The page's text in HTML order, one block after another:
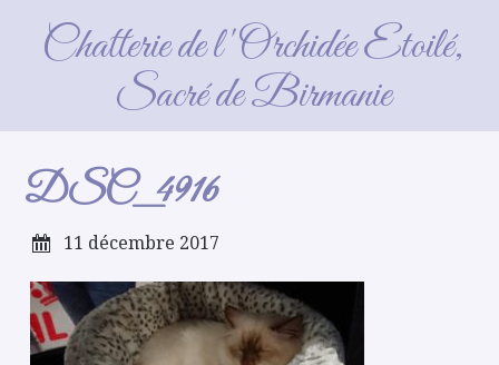
Chatterie de l'Orchidée Etoilé,
Sacré de Birmanie
DSC_4916
DSC_4916
11 décembre 2017